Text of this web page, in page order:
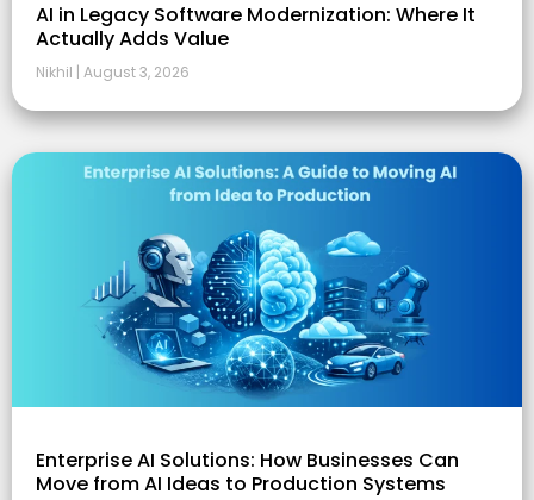
AI in Legacy Software Modernization: Where It
Actually Adds Value
Nikhil August 3, 2026
Enterprise AI Solutions: How Businesses Can
Move from AI Ideas to Production Systems